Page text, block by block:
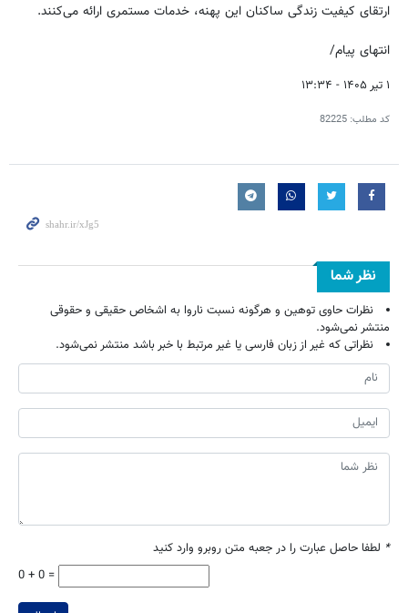
ارتقای کیفیت زندگی ساکنان این پهنه، خدمات مستمری ارائه می‌کنند.
انتهای پیام/
۱ تیر ۱۴۰۵ - ۱۳:۳۴
کد مطلب: 82225
نظر شما
نظرات حاوی توهین و هرگونه نسبت ناروا به اشخاص حقیقی و حقوقی
منتشر نمی‌شود.
نظراتی که غیر از زبان فارسی یا غیر مرتبط با خبر باشد منتشر نمی‌شود.
* لطفا حاصل عبارت را در جعبه متن روبرو وارد کنید
0 + 0 =